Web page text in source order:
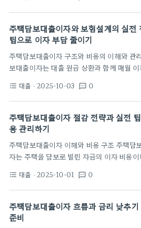
비중을 차지합니다. 이 이자는 대출 기간, 금
부대 수수료 등에 따라 달라지며 장기 계획
자 부담의 변동이 전체 재정에 미치는 영향
따라서 대출상담을 통해 현재 이자 구조를 정
중요합니다. 주택담보대출이자 이해의 출발
고정형과 변동형으로 나뉘며, 같은 대출이라
부담이 매년 달라질 수 있습니다. 보험사 주택
주택담보대출이자와 보험설계의 실전
팁으로 이자 부담 줄이기
주택담보대출이자 구조와 비용의 이해와 관
보대출이자는 대출 원금 상환과 함께 매월 이
뉘며, 금리 변동 시 상환액이 달라진다. 초기
차이가 대출 전체 기간의 이자 총액에 큰 차
다. 대출 계약서의 연간 이자율 APR도 체크
다. APR은 금리뿐 아니라 각종 수수료를 포
부담의 크기를 결정한다. 주택담보대출이자
려면 현재의 상환 스케줄을 점검하고, 금리
춘 재융자 여부를 검토해야 한다. 예를 들어
format_list_bulleted 대출 · 2025-10-03 textsms 0
주택담보대출이자 절감 전략과 실전
용 관리하기
주택담보대출이자 이해와 비용 구조 주택담
자는 주택을 담보로 빌린 자금의 이자 비용이
환 방식에 따라 이자 비중이 달라진다. 대출의
남아 있는 원금에 대해 이자가 붙는 구조라
해해야 한다. 명목금리와 실질금리의 차이를
면 비용 예측이 쉬워진다. 명목금리는 약정된
format_list_bulleted 대출 · 2025-10-01 textsms 0
주택담보대출이자 흐름과 금리 낮추
준비